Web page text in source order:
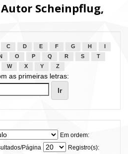
Scheinpflug,
C D E F G H
N O P Q R S
T
W X Y Z
as primeiras letras:
Em ordem:
Página
Registro(s):